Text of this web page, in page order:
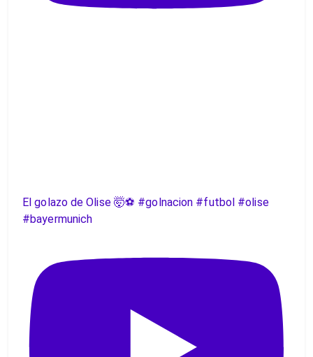
El golazo de Olise 🤯⚽️ #golnacion #futbol #olise
#bayermunich